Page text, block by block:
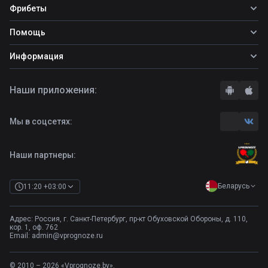
Все прогнозы
Топ ставок
Прогнозы на футбол
Фрибеты
Фрибеты
Помощь
Школа ставок
Вопросы и ответы
Информация
Правила
Контакты
Наши партнеры:
11:20 +03:00 Беларусь
Адрес: Россия, г. Санкт-Петербург, пр-кт Обуховской Обороны, д. 110,
кор. 1, оф. 762
Email: admin@vprognoze.ru
Наши приложения:
Мы в соцсетях:
© 2010 – 2026 «Vprognoze.by».